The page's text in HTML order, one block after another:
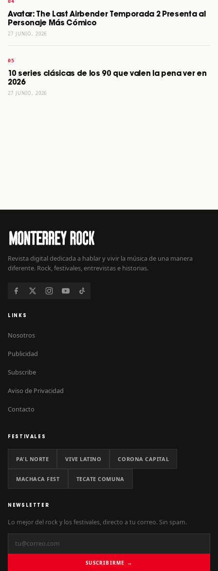
Avatar: The Last Airbender Temporada 2 Presenta al
Personaje Más Cómico
27 JUNIO, 2026
10 series clásicas de los 90 que valen la pena ver en
2026
27 JUNIO, 2026
Revista digital dedicada a hablar y vivir la música de una manera
diferente. Rock, festivales, entrevistas e historias.
LINKS
Nosotros
Publicidad
Subscribe
Aviso de Privacidad
Contacto
FESTIVALES
PA'L NORTE VIVE LATINO CORONA CAPITAL
MACHACA FEST TECATE COMUNA
NEWSLETTER
Lo mejor del rock y los festivales, directo a tu correo. Sin spam.
SUSCRIBIRME →